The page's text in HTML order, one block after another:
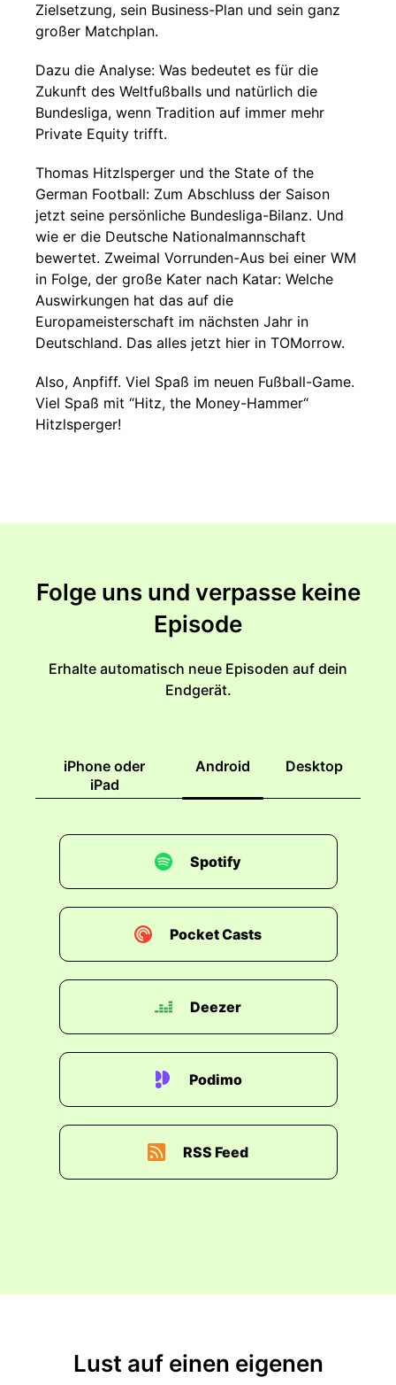
Zielsetzung, sein Business-Plan und sein ganz
großer Matchplan.
Dazu die Analyse: Was bedeutet es für die
Zukunft des Weltfußballs und natürlich die
Bundesliga, wenn Tradition auf immer mehr
Private Equity trifft.
Thomas Hitzlsperger und the State of the
German Football: Zum Abschluss der Saison
jetzt seine persönliche Bundesliga-Bilanz. Und
wie er die Deutsche Nationalmannschaft
bewertet. Zweimal Vorrunden-Aus bei einer WM
in Folge, der große Kater nach Katar: Welche
Auswirkungen hat das auf die
Europameisterschaft im nächsten Jahr in
Deutschland. Das alles jetzt hier in TOMorrow.
Also, Anpfiff. Viel Spaß im neuen Fußball-Game.
Viel Spaß mit “Hitz, the Money-Hammer“
Hitzlsperger!
Folge uns und verpasse keine
Episode
Erhalte automatisch neue Episoden auf dein
Endgerät.
iPhone oder
iPad
Android Desktop
Spotify
Pocket Casts
Deezer
Podimo
RSS Feed
Lust auf einen eigenen